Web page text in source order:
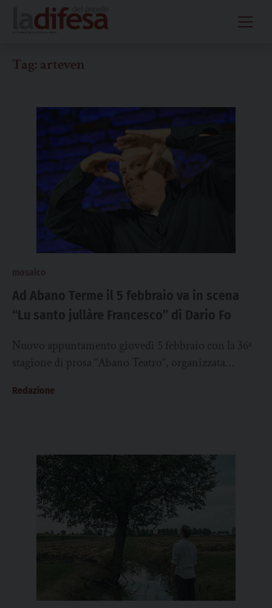
content
Tag:arteven
Ad Abano Terme il 5 febbraio va in scena
“Lu santo jullàre Francesco” di Dario Fo
Nuovo appuntamento giovedì 5 febbraio con la 36ª
stagione di prosa “Abano Teatro”, organizzata
con Arteven – Circuito Multidisciplinare Regionale
Redazione